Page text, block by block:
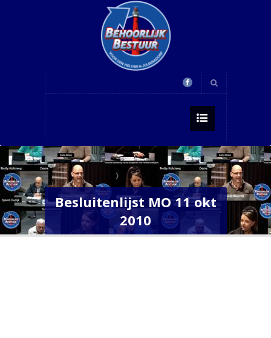
Besluitenlijst MO 11 okt
2010